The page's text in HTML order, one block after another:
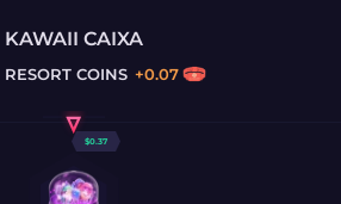
KAWAII CAIXA
RESORT COINS +0.07
$0.37